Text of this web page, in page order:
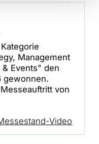
Management
Events" den
gewonnen.
von
Video